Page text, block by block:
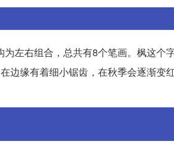
为左右组合，总共有8个笔画。枫这
边缘有着细小锯齿，在秋季会逐渐变